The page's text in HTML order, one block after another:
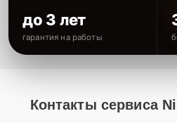
до 3 лет
гарантия на работы
Контакты сервиса